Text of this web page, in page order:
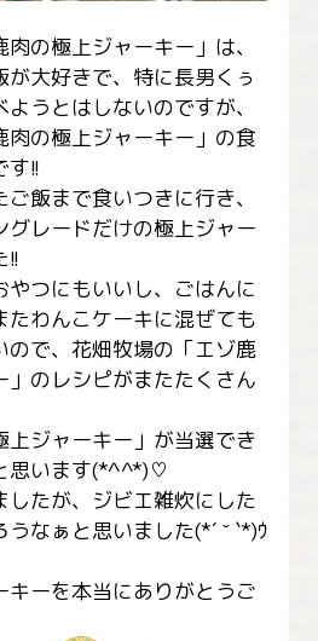
の極上ジャーキー」は、
大好きで、特に長男くぅ
うとはしないのですが、
肉の極上ジャーキー」の食
す!!
飯まで食いつきに行き、
グレードだけの極上ジャー
!!
やつにもいいし、ごはんに
たわんこケーキに混ぜても
ので、花畑牧場の「エゾ鹿
」のレシピがまたたくさん
上ジャーキー」が当選でき
思います(*^^*)♡
したが、ジビエ雑炊にした
なぁと思いました(*´ ˘ `*)ｳ
キーを本当にありがとうご